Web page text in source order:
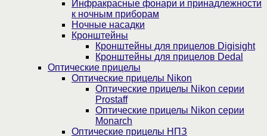
Инфракрасные фонари и принадлежности
к ночным приборам
Ночные насадки
Кронштейны
Кронштейны для прицелов Digisight
Кронштейны для прицелов Dedal
Оптические прицелы
Оптические прицелы Nikon
Оптические прицелы Nikon серии
Prostaff
Оптические прицелы Nikon серии
Monarch
Оптические прицелы НПЗ